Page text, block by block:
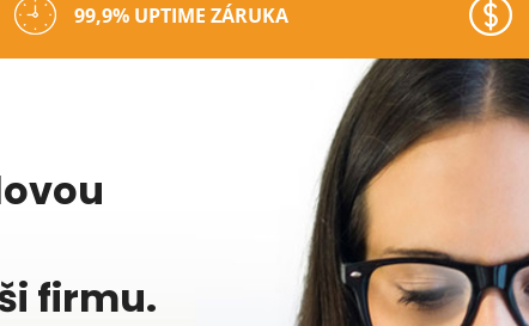
99,9% UPTIME ZÁRUKA
firmu.